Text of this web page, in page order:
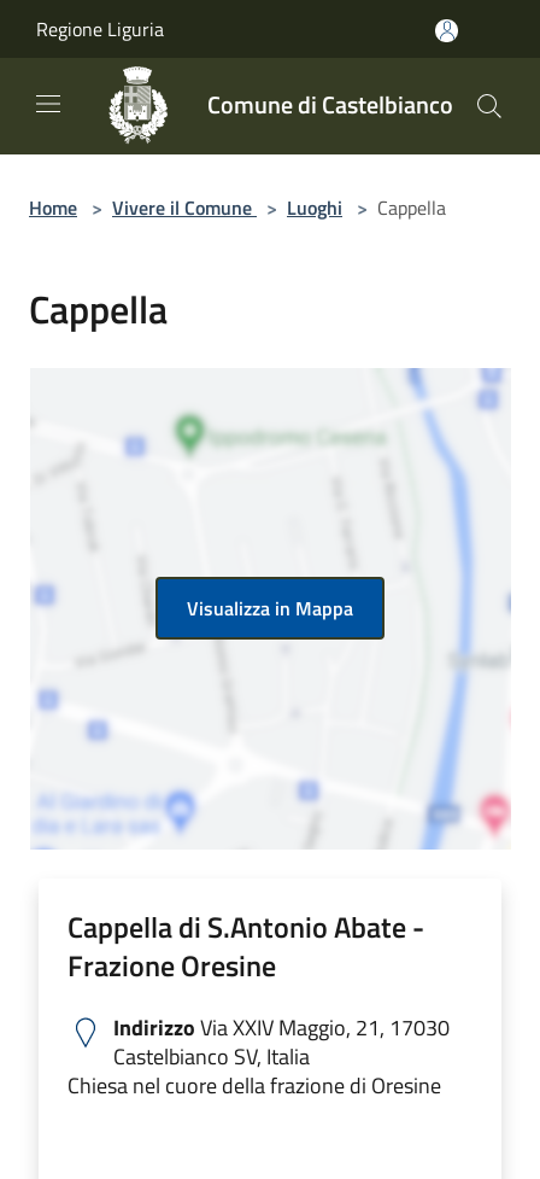
Regione Liguria
Comune di Castelbianco
Home > Vivere il Comune > Luoghi > Cappella
Cappella
Visualizza in Mappa
Cappella di S.Antonio Abate -
Frazione Oresine
IndirizzoVia XXIV Maggio, 21, 17030
Castelbianco SV, Italia
Chiesa nel cuore della frazione di Oresine